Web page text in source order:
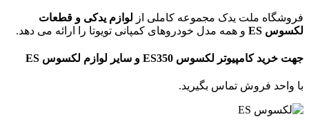
فروشگاه ملت یدک مجموعه کاملی از لوازم یدکی و قطعات
لکسوس ES
و همه مدل خودروهای کمپانی تویوتا را ارائه می دهد.
جهت خرید کامپیوتر لکسوس ES350 و سایر لوازم لکسوس ES
با واحد فروش تماس بگیرید.